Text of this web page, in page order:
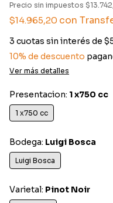
Precio sin impuestos
$14.965,20 con
3 cuotas sin interés de
10% de descuento
Ver más detalles
Presentacion: 1 x750 cc
1 x750 cc
Bodega: Luigi Bosca
Luigi Bosca
Varietal: Pinot Noir